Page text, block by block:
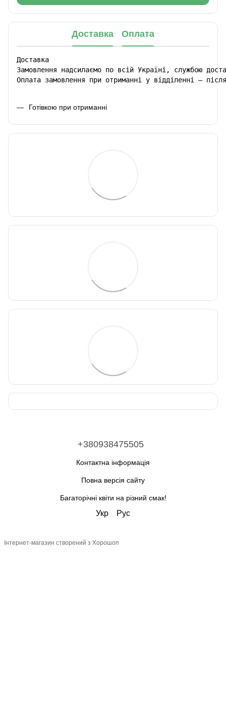
Доставка Оплата
Доставка
Замовлення надсилаємо по всій Україні, службою
Оплата замовлення при отриманні у відділенні –
Готівкою при отриманні
+380938475505
Контактна інформація
Повна версія сайту
Багаторічні квіти на різний смак!
Укр Рус
Інтернет-магазин створений з Хорошоп